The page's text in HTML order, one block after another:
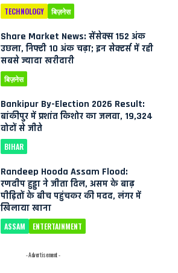
TECHNOLOGY बिज़नेस
Share Market News: सेंसेक्स 152 अंक
उछला, निफ्टी 10 अंक चढ़ा; इन सेक्टर्स में रही
सबसे ज्यादा खरीदारी
बिज़नेस
Bankipur By-Election 2026 Result:
बांकीपुर में प्रशांत किशोर का जलवा, 19,324
वोटों से जीते
BIHAR
Randeep Hooda Assam Flood:
रणदीप हुड्डा ने जीता दिल, असम के बाढ़
पीड़ितों के बीच पहुंचकर की मदद, लंगर में
खिलाया खाना
ASSAM ENTERTAINMENT
- Advertisement -